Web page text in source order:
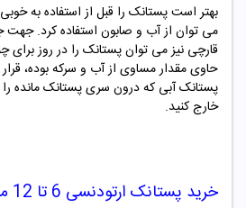
بهتر است پستانک را قبل از استفاده به خوبی
می توان از آب و صابون استفاده کرد. جهت
قارچی نیز می توان پستانک را در روز
حاوی مقدار مساوی از آب و سرکه بوده،
پستانک آبی که درون سری پستانک مانده را
خارج کنید.
خرید پستانک ارتودنسی 6 تا 12 ماه 7022 نیو نی نی